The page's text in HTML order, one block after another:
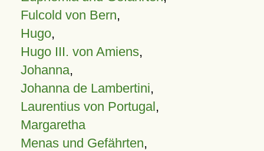
Fulcold von Bern,
Hugo,
Hugo III. von Amiens,
Johanna,
Johanna de Lambertini,
Laurentius von Portugal,
Margaretha
Menas und Gefährten,